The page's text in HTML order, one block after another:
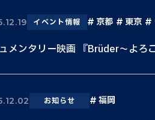
イベント情報 京都 東京
メンタリー映画 『Brüder〜よろ
お知らせ 福岡